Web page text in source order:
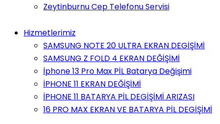
Zeytinburnu Cep Telefonu Servisi
Hizmetlerimiz
SAMSUNG NOTE 20 ULTRA EKRAN DEGİŞİMİ
SAMSUNG Z FOLD 4 EKRAN DEĞİŞİMİ
İphone 13 Pro Max PİL Batarya Değişimi
İPHONE 11 EKRAN DEĞİŞİMİ
İPHONE 11 BATARYA PİL DEGİŞİMİ ARIZASI
16 PRO MAX EKRAN VE BATARYA PİL DEGİŞİMİ